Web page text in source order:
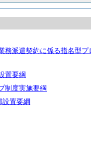
務派遣契約に係る指名型プ
置要綱
制度実施要綱
設置要綱